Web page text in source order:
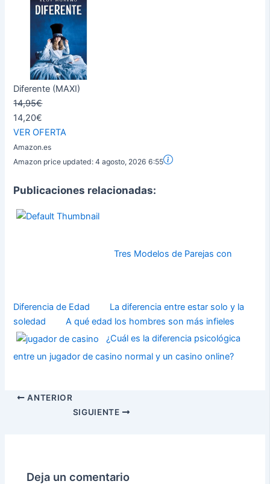
Diferente (MAXI)
14,95€
14,20€
VER OFERTA
Amazon.es
Amazon price updated:4 agosto, 2026 6:55
Publicaciones relacionadas:
Tres Modelos de Parejas con
Diferencia de Edad
La diferencia entre estar solo y la
soledad
A qué edad los hombres son más infieles
¿Cuál es la diferencia psicológica
entre un jugador de casino normal y un casino online?
ANTERIOR
SIGUIENTE
Deja un comentario